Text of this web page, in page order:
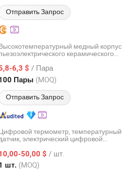
Отправить Запрос
медный корпус
керамического
ультразвуковой
расхода с коаксиальным
кабелем
6,3 $ / Пара
Пары (MOQ)
Отправить Запрос
Co., Ltd.
с 2025
термометр, температурный
электрический цифровой
600 C ℃ электронный
термометр
50,00 $ / шт.
шт. (MOQ)
Control Intelligent Equipment